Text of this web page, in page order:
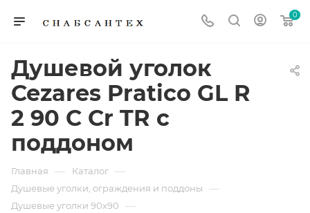
0
Душевой уголок
Cezares Pratico GL R
2 90 C Cr TR с
поддоном
Главная — Каталог —
Душевые уголки, ограждения и поддоны —
Душевые уголки 90х90 —